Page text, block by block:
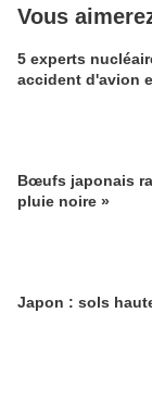
Vous
5 experts
accident d'avion
Bœufs japonais
pluie noire »
Japon : sols